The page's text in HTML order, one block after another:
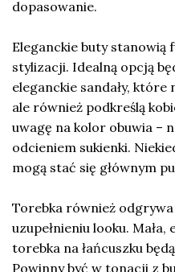
dopasowanie.
Eleganckie buty stanowią
stylizacji. Idealną opcją
eleganckie sandały,
ale również podkreślą
uwagę na kolor obuwia –
odcieniem sukienki.
mogą stać się głównym
Torebka również
uzupełnieniu looku.
torebka na łańcuszku
Powinny być w tonacji z